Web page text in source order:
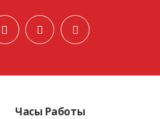
Часы Работы